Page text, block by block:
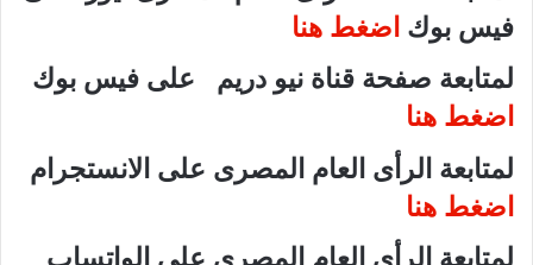
فيس بوك اضغط هنا
لمتابعة صفحة قناة نيو دريم على فيس بوك
اضغط هنا
لمتابعة الرأى العام المصرى على الانستجرام
اضغط هنا
لمتابعة الرأى العام المصرى على الواتساب